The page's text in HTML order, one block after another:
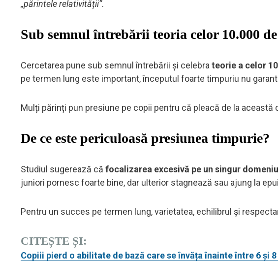
„părintele relativității”.
Sub semnul întrebării teoria celor 10.000
Cercetarea pune sub semnul întrebării și celebra teorie a celor
pe termen lung este important, începutul foarte timpuriu nu
Mulți părinți pun presiune pe copii pentru că pleacă de la
De ce este periculoasă presiunea timpurie?
Studiul sugerează că focalizarea excesivă pe un singur
juniori pornesc foarte bine, dar ulterior stagnează sau ajung la
Pentru un succes pe termen lung, varietatea, echilibrul și
CITEȘTE ȘI:
Copiii pierd o abilitate de bază care se învăța înainte între 6 și